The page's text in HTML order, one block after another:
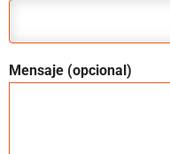
Mensaje (opcional)